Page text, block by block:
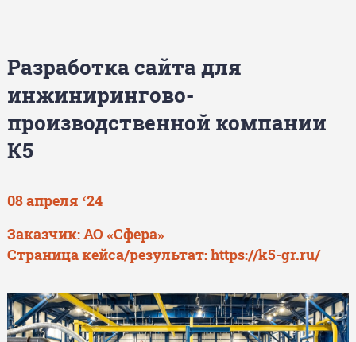
Разработка сайта для
инжинирингово-
производственной компании
К5
08 апреля ‘24
Заказчик: АО «Сфера»
Страница кейса/результат:https://k5-gr.ru/